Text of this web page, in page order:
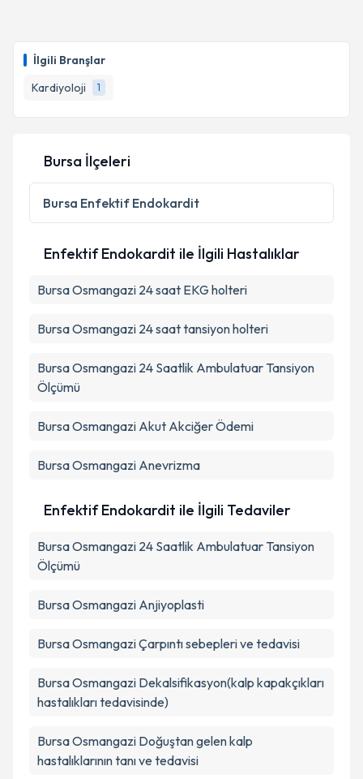
İlgili Branşlar
Kardiyoloji
1
almanız için bir takvim hazırlandığında e-posta ile
bilgilendireceğiz.
E-posta Adresiniz
Kişisel verilerimin işlenmesine ilişkin
Metni'ni okudum ve kişisel verilerimin belirtilen
Bursa İlçeleri
Bursa Enfektif Endokardit
Enfektif Endokardit ile İlgili Hastalıklar
Bursa Osmangazi 24 saat EKG holteri
Bursa Osmangazi 24 saat tansiyon holteri
Bursa Osmangazi 24 Saatlik Ambulatuar Tansiyon
Ölçümü
Bursa Osmangazi Akut Akciğer Ödemi
Bursa Osmangazi Anevrizma
Enfektif Endokardit ile İlgili Tedaviler
Bursa Osmangazi 24 Saatlik Ambulatuar Tansiyon
Ölçümü
Bursa Osmangazi Anjiyoplasti
Bursa Osmangazi Çarpıntı sebepleri ve tedavisi
Bursa Osmangazi Dekalsifikasyon(kalp kapakçıkları
hastalıkları tedavisinde)
Bursa Osmangazi Doğuştan gelen kalp
hastalıklarının tanı ve tedavisi